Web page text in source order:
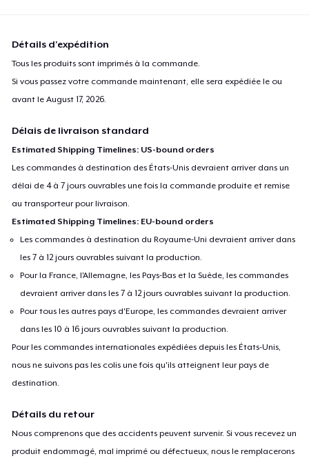
Détails d'expédition
Tous les produits sont imprimés à la commande.
Si vous passez votre commande maintenant, elle sera expédiée le ou
avant leAugust 17, 2026
Délais de livraison standard
Estimated Shipping Timelines: US-bound orders
Les commandes à destination des États-Unis devraient arriver dans un
délai de 4 à 7 jours ouvrables une fois la commande produite et remise
au transporteur pour livraison.
Estimated Shipping Timelines: EU-bound orders
Les commandes à destination du Royaume-Uni devraient arriver dans
les 7 à 12 jours ouvrables suivant la production.
Pour la France, l'Allemagne, les Pays-Bas et la Suède, les commandes
devraient arriver dans les 7 à 12 jours ouvrables suivant la production.
Pour tous les autres pays d'Europe, les commandes devraient arriver
dans les 10 à 16 jours ouvrables suivant la production.
Pour les commandes internationales expédiées depuis les États-Unis,
nous ne suivons pas les colis une fois qu'ils atteignent leur pays de
destination.
Détails du retour
Nous comprenons que des accidents peuvent survenir. Si vous recevez un
produit endommagé, mal imprimé ou défectueux, nous le remplacerons